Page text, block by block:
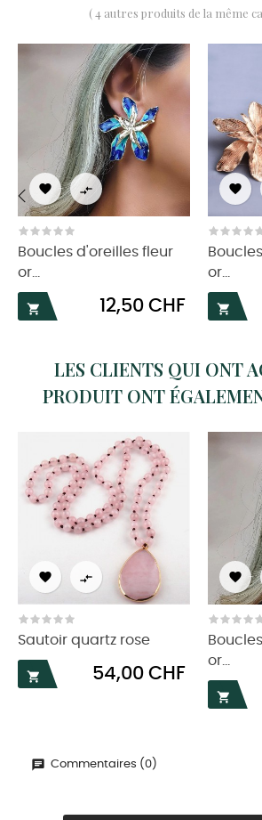
( 4 autres produits de la même
 
Boucles d'oreilles fleur
or...

Prix
12,50 CHF

or...

‹
LES CLIENTS QUI ONT
PRODUIT ONT
 
Sautoir quartz rose

Prix
54,00 CHF

or...

Commentaires (0)